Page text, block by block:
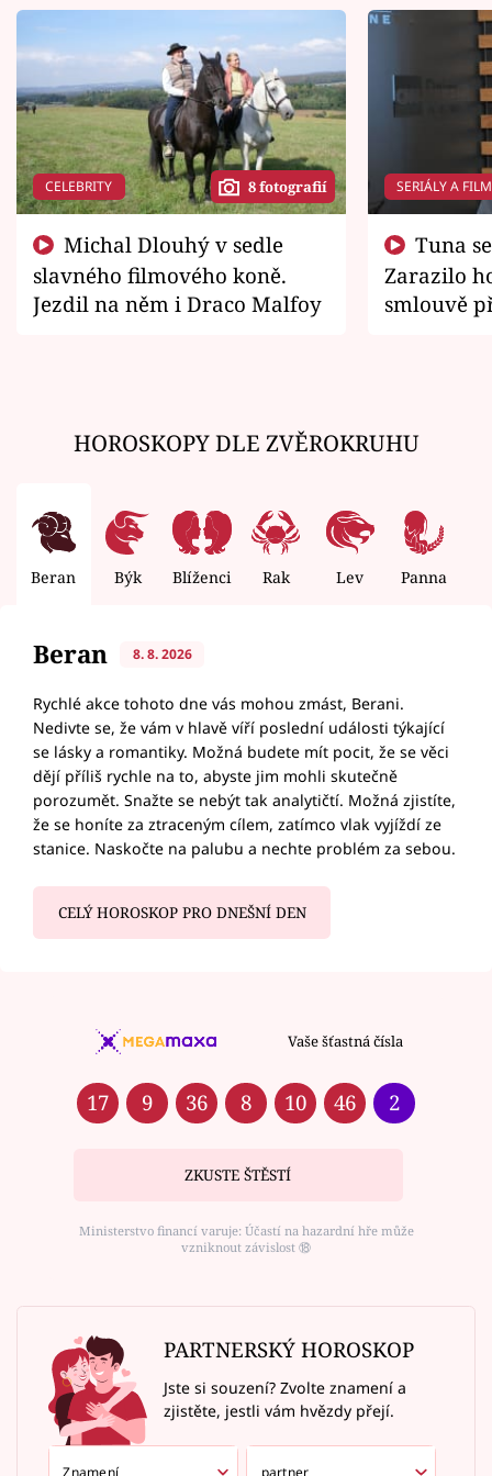
CELEBRITY 8 fotografií
slavného filmového koně.
Jezdil na něm i Draco Malfoy
SERIÁLY A
Zarazilo
smlouvě
HOROSKOPY DLE ZVĚROKRUHU
Beran Býk Blíženci Rak Lev Panna
Beran 8. 8. 2026
Rychlé akce tohoto dne vás mohou zmást, Berani.
Nedivte se, že vám v hlavě víří poslední události týkající
se lásky a romantiky. Možná budete mít pocit, že se věci
dějí příliš rychle na to, abyste jim mohli skutečně
porozumět. Snažte se nebýt tak analytičtí. Možná zjistíte,
že se honíte za ztraceným cílem, zatímco vlak vyjíždí ze
stanice. Naskočte na palubu a nechte problém za sebou.
CELÝ HOROSKOP PRO DNEŠNÍ DEN
Vaše šťastná čísla
17 9 36 8 10 46 2
ZKUSTE ŠTĚSTÍ
Ministerstvo financí varuje: Účastí na hazardní hře může
vzniknout závislost ⑱
PARTNERSKÝ HOROSKOP
Jste si souzení? Zvolte znamení a
zjistěte, jestli vám hvězdy přejí.